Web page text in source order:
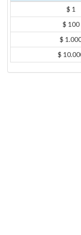
$ 1
$ 100
$
$